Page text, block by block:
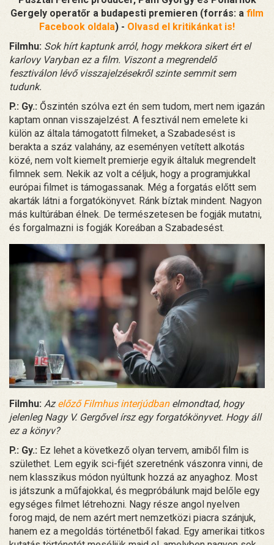
Gergely operatőr a budapesti premieren (forrás: a film
Facebook oldala) - Olvasd el kritikánkat is!
Filmhu: Sok hírt kaptunk arról, hogy mekkora sikert ért el
karlovy Varyban ez a film. Viszont a megrendelő
fesztiválon lévő visszajelzésekről szinte semmit sem
tudunk.
P.: Gy.: Őszintén szólva ezt én sem tudom, mert nem igazán
kaptam onnan visszajelzést. A fesztivál nem emelete ki
külön az általa támogatott filmeket, a Szabadesést is
berakta a száz valahány, az eseményen vetített alkotás
közé, nem volt kiemelt premierje egyik általuk megrendelt
filmnek sem. Nekik az volt a céljuk, hogy a programjukkal
európai filmet is támogassanak. Még a forgatás előtt sem
akarták látni a forgatókönyvet. Ránk bíztak mindent. Nagyon
más kultúrában élnek. De természetesen be fogják mutatni,
és forgalmazni is fogják Koreában a Szabadesést.
Filmhu: Az előző Filmhus interjúdbanelmondtad, hogy
jelenleg Nagy V. Gergővel írsz egy forgatókönyvet. Hogy áll
ez a könyv?
P.: Gy.: Ez lehet a következő olyan tervem, amiből film is
születhet. Lem egyik sci-fijét szeretnénk vászonra vinni, de
nem klasszikus módon nyúltunk hozzá az anyaghoz. Most
is játszunk a műfajokkal, és megpróbálunk majd belőle egy
egységes filmet létrehozni. Nagy része angol nyelven
forog majd, de nem azért mert nemzetközi piacra szánjuk,
hanem ez a megoldás történetből fakad. Egy amerikai titkos